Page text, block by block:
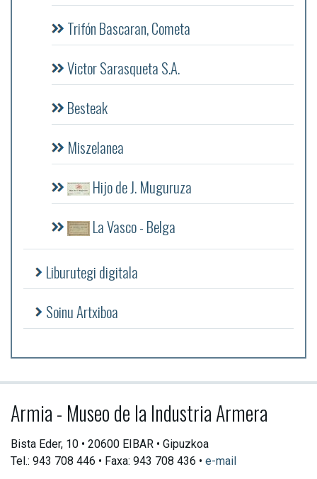
Trifón Bascaran, Cometa
Victor Sarasqueta S.A.
Besteak
Miszelanea
Hijo de J. Muguruza
La Vasco - Belga
Liburutegi digitala
Soinu Artxiboa
Armia - Museo de la Industria Armera
Bista Eder, 10 • 20600 EIBAR • Gipuzkoa
Tel.: 943 708 446 • Faxa: 943 708 436 • e-mail